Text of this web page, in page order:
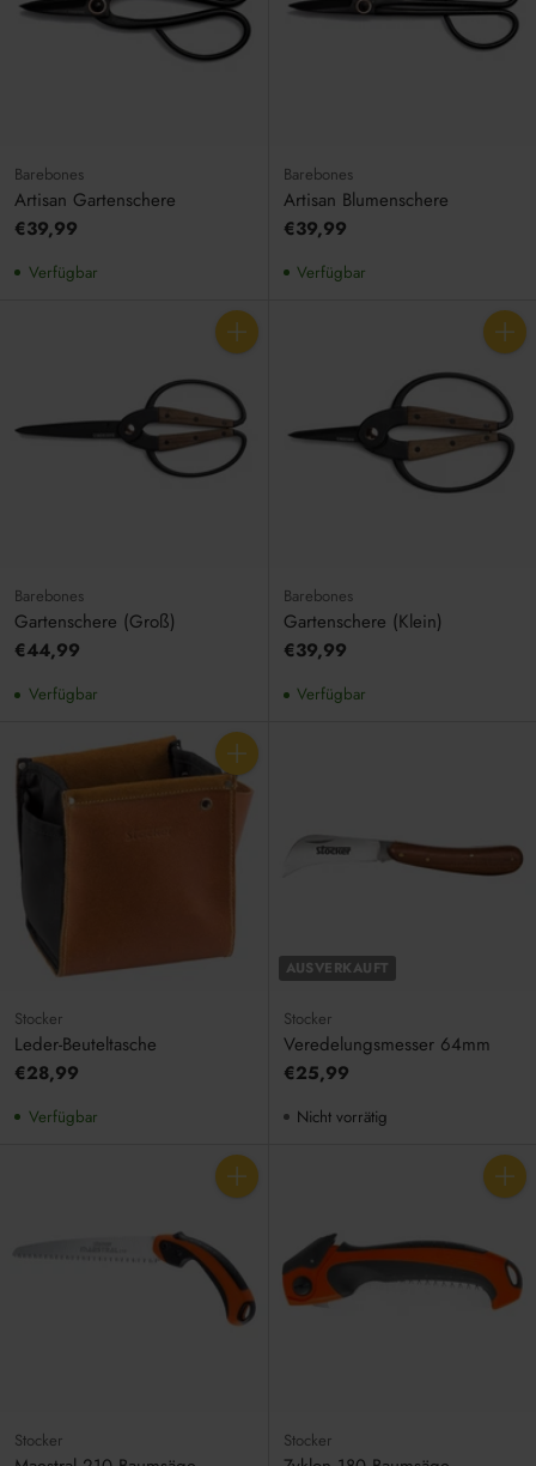
Barebones
Artisan Gartenschere
€39,99
Verfügbar
Barebones
Artisan Blumenschere
€39,99
Verfügbar
Anzahl
Barebones
Gartenschere (Groß)
€44,99
Verfügbar
Anzahl
Barebones
Gartenschere (Klein)
€39,99
Verfügbar
Anzahl
Stocker
Leder-Beuteltasche
€28,99
Verfügbar
AUSVERKAUFT
Stocker
Veredelungsmesser 64mm
€25,99
Nicht vorrätig
Anzahl
Stocker
Anzahl
Stocker